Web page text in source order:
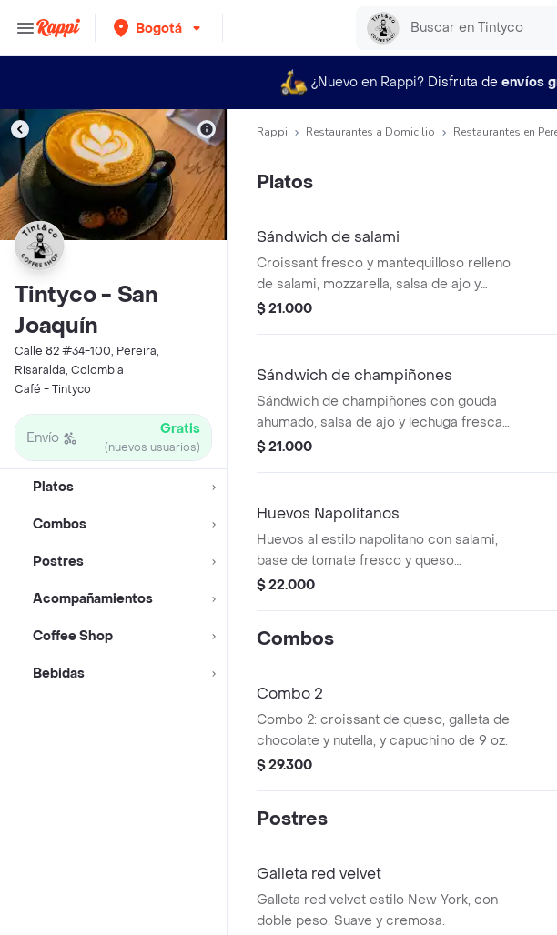
Bogotá
¿Nuevo en Rappi? Disfruta de envíos
Tintyco - San
Joaquín
Calle 82 #34-100, Pereira,
Risaralda, Colombia
Café - Tintyco
Envío Gratis
(nuevos usuarios)
Platos
Combos
Postres
Acompañamientos
Coffee Shop
Bebidas
Rappi Restaurantes a Domicilio Restaurantes en
Platos
Sándwich de salami
Croissant fresco y mantequilloso relleno
de salami, mozzarella, salsa de ajo y
lechuga fresca.
$ 21.000
Sándwich de champiñones
Sándwich de champiñones con gouda
ahumado, salsa de ajo y lechuga fresca
en pan tipo croissant.
$ 21.000
Huevos Napolitanos
Huevos al estilo napolitano con salami,
base de tomate fresco y queso
mozzarella, acompañados de tostadas de
$ 22.000
Combos
Combo 2
Combo 2: croissant de queso, galleta de
chocolate y nutella, y capuchino de 9 oz.
$ 29.300
Postres
Galleta red velvet
Galleta red velvet estilo New York, con
doble peso. Suave y cremosa.